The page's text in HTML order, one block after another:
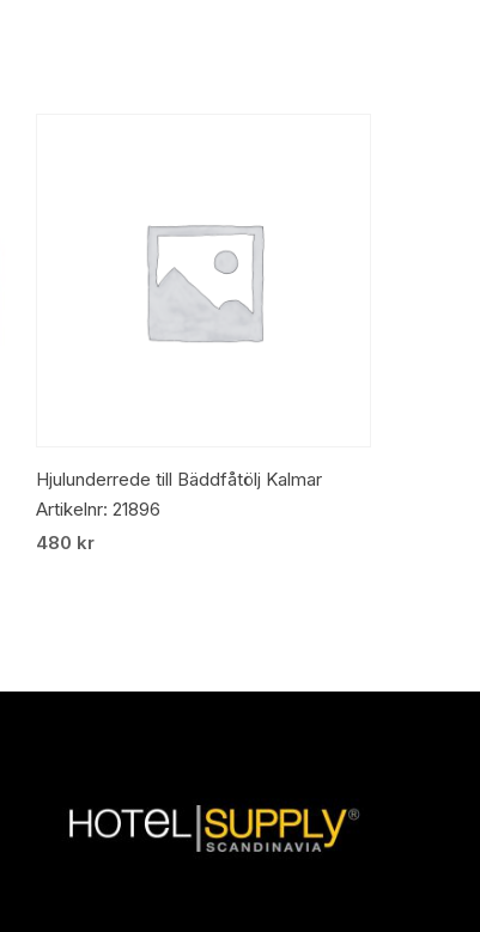
Lägg Till I Varukorg
Hjulunderrede till Bäddfåtölj Kalmar
Artikelnr: 21896
480 kr